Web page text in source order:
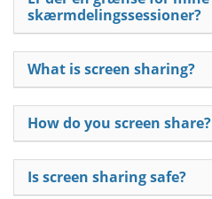
skærmdelingssessioner?
What is screen sharing?
How do you screen share?
Is screen sharing safe?